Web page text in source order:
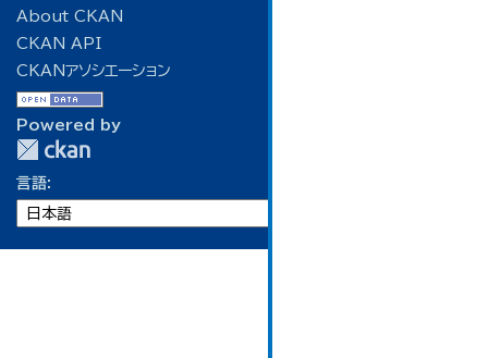
About CKAN
CKAN API
CKANアソシエーション
Powered by
言語